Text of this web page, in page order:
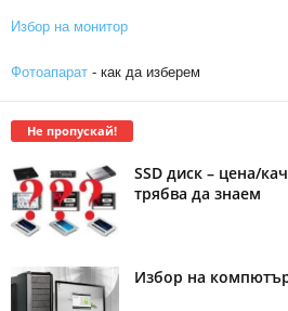
Избор на монитор
Фотоапарат - как да изберем
Не пропускай!
SSD диск – цена/
трябва да знаем
Избор на